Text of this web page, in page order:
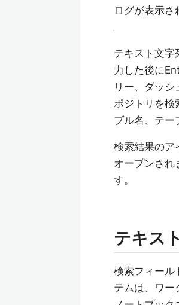
ログが表示さ
テキスト文字
力した後に
リー、ダッ
ポジトリを検
ブル名、テー
検索結果のア
オープンされ
す。
テキス
検索フィール
テムは、ワー